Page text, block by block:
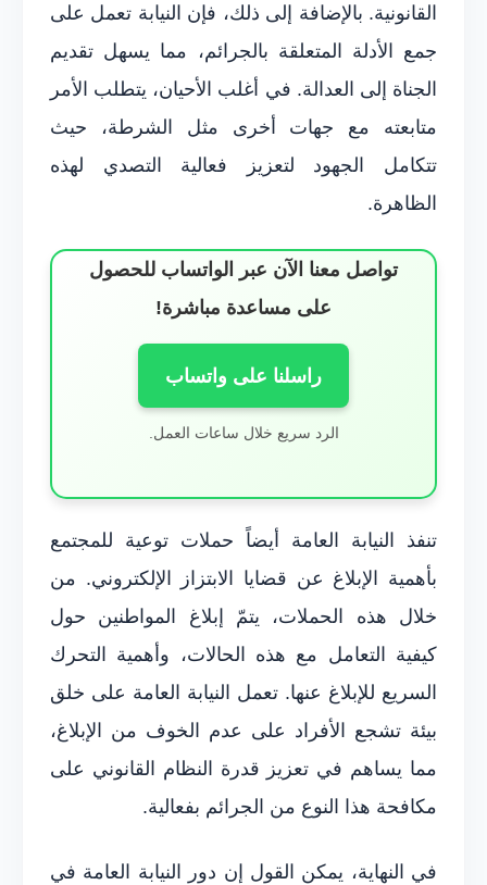
القانونية. بالإضافة إلى ذلك، فإن النيابة تعمل على
جمع الأدلة المتعلقة بالجرائم، مما يسهل تقديم
الجناة إلى العدالة. في أغلب الأحيان، يتطلب الأمر
متابعته مع جهات أخرى مثل الشرطة، حيث
تتكامل الجهود لتعزيز فعالية التصدي لهذه
الظاهرة.
تواصل معنا الآن عبر الواتساب للحصول
على مساعدة مباشرة!
راسلنا على واتساب
الرد سريع خلال ساعات العمل.
تنفذ النيابة العامة أيضاً حملات توعية للمجتمع
بأهمية الإبلاغ عن قضايا الابتزاز الإلكتروني. من
خلال هذه الحملات، يتمّ إبلاغ المواطنين حول
كيفية التعامل مع هذه الحالات، وأهمية التحرك
السريع للإبلاغ عنها. تعمل النيابة العامة على خلق
بيئة تشجع الأفراد على عدم الخوف من الإبلاغ،
مما يساهم في تعزيز قدرة النظام القانوني على
مكافحة هذا النوع من الجرائم بفعالية.
في النهاية، يمكن القول إن دور النيابة العامة في